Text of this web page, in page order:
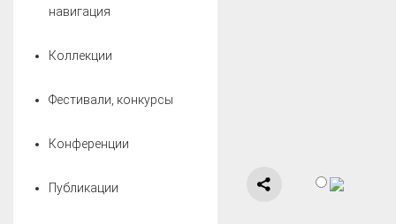
навигация
Коллекции
Фестивали, конкурсы
Конференции
Публикации